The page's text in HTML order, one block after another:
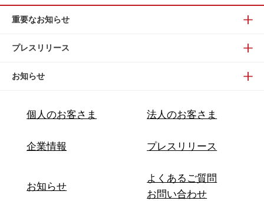
重要なお知らせ
プレスリリース
お知らせ
個人のお客さま 法人のお客さま
企業情報 プレスリリース
お知らせ
よくあるご質問
お問い合わせ